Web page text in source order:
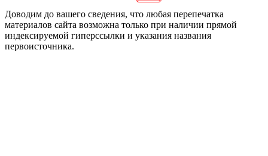
Доводим до вашего сведения, что любая перепечатка
материалов сайта возможна только при наличии прямой
индексируемой гиперссылки и указания названия
первоисточника.